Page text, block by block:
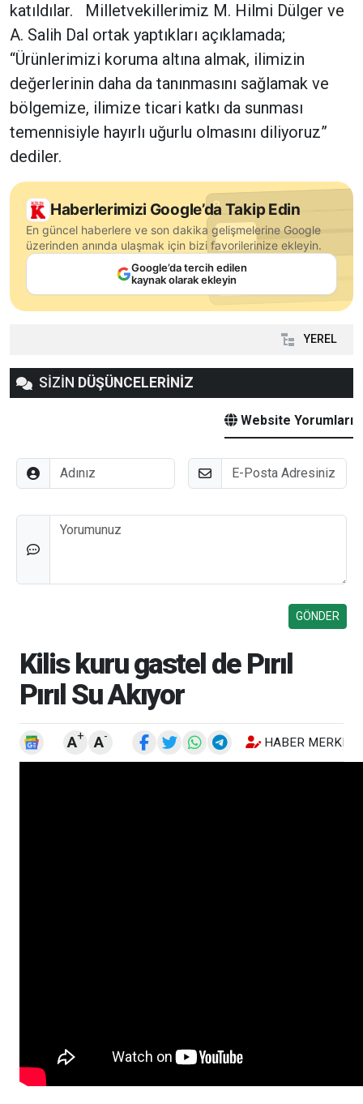
katıldılar. Milletvekillerimiz M. Hilmi Dülger ve
A. Salih Dal ortak yaptıkları açıklamada;
“Ürünlerimizi koruma altına almak, ilimizin
değerlerinin daha da tanınmasını sağlamak ve
bölgemize, ilimize ticari katkı da sunması
temennisiyle hayırlı uğurlu olmasını diliyoruz”
dediler.
Haberlerimizi Google’da Takip Edin
En güncel haberlere ve son dakika gelişmelerine Google
üzerinden anında ulaşmak için bizi favorilerinize ekleyin.
Google’da tercih edilen
kaynak olarak ekleyin
YEREL
SİZİN DÜŞÜNCELERİNİZ
Website Yorumları
Adınız E-Posta
Düşünceleriniz
Kilis kuru gastel de Pırıl
Pırıl Su Akıyor
A+ A- HABER MERKEZI